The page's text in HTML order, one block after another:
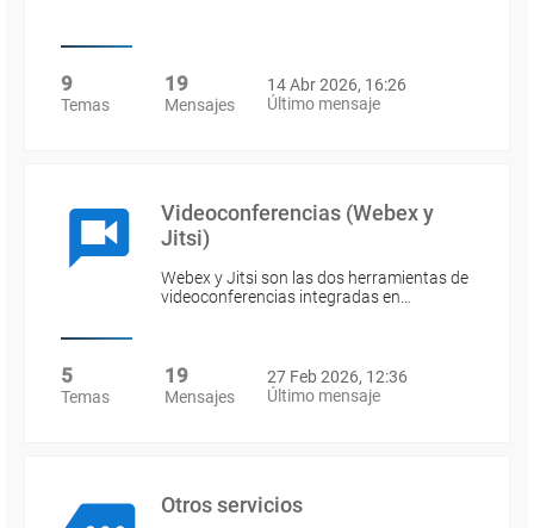
9
Temas
19
Mensajes
14 Abr 2026, 16:26
Último mensaje
Videoconferencias (Webex y
Jitsi)
Webex y Jitsi son las dos herramientas de
videoconferencias integradas en…
5
Temas
19
Mensajes
27 Feb 2026, 12:36
Último mensaje
Otros servicios